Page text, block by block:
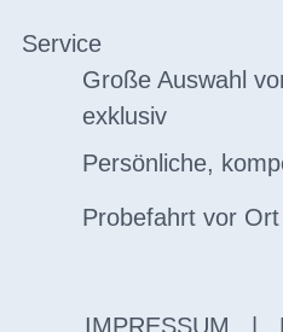
Service
Große Auswahl
exklusiv
Persönliche,
Probefahrt vor
IMPRESSUM